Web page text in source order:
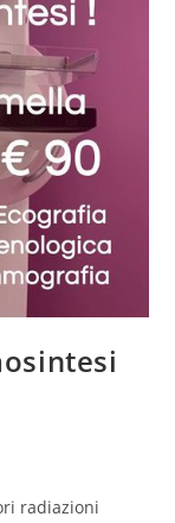
radiazioni